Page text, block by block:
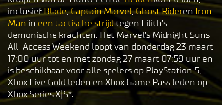
inclusiefBlade,Captain Marvel,Ghost Rideren Iron
Man in een tactische strijdtegen Lilith's
demonische krachten. Het Marvel's Midnight Suns
All-Access Weekend loopt van donderdag 23 maart
17:00 uur tot en met zondag 27 maart 07:59 uur en
is beschikbaar voor alle spelers op PlayStation 5,
Xbox Live Gold leden en Xbox Game Pass leden op
Xbox Series X|S*.